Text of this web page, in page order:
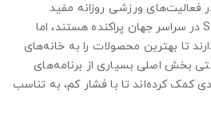
در فعالیت‌های ورزشی روزانه مفید
هستند. خانواده‌ی Sanctband در سراسر جهان پراکنده هستند، اما
تا بهترین محصولات را به خانه‌های
بخش اصلی بسیاری از برنامه‌های
کمک کرده‌اند تا با فشار کم، به تناسب